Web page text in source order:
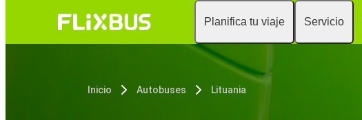
Planifica tu viaje Servicio
Inicio Autobuses Lituania